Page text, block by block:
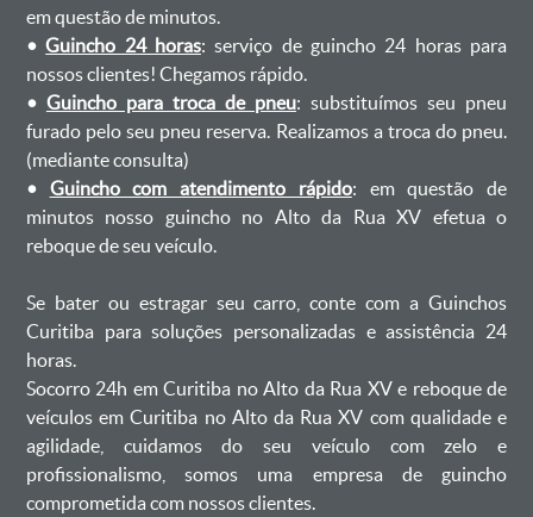
em questão de minutos.
•Guincho 24 horas: serviço de guincho 24 horas para
nossos clientes! Chegamos rápido.
• Guincho para troca de pneu: substituímos seu pneu
furado pelo seu pneu reserva. Realizamos a troca do pneu.
(mediante consulta)
• Guincho com atendimento rápido: em questão de
minutos nosso guincho no Alto da Rua XV efetua o
reboque de seu veículo.
Se bater ou estragar seu carro, conte com a Guinchos
Curitiba para soluções personalizadas e assistência 24
horas.
Socorro 24h em Curitiba no Alto da Rua XV e reboque de
veículos em Curitiba no Alto da Rua XV com qualidade e
agilidade, cuidamos do seu veículo com zelo e
profissionalismo, somos uma empresa de guincho
comprometida com nossos clientes.